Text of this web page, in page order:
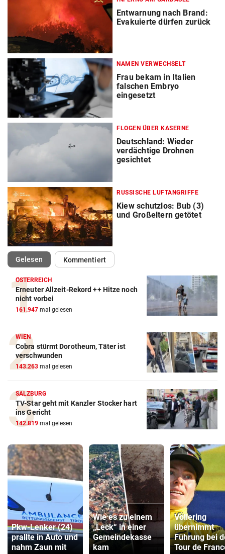
Entwarnung nach Brand:
Evakuierte dürfen zurück
NAMEN VERWECHSELT
Frau bekam in Italien
falschen Embryo
eingesetzt
FLOGEN ÜBER KASERNE
Deutschland: Wieder
verdächtige Drohnen
gesichtet
RUSSISCHE LUFTANGRIFFE
Kiew schutzlos: Bub (3)
und Großeltern getötet
Gelesen(ausgewählt)Kommentiert
ÖSTERREICH
Erneuter Allzeit-Rekord ++ Hitze noch
nicht vorbei
161.947 mal gelesen
WIEN
Cobra stürmt Dorotheum, Täter ist
verschwunden
143.263 mal gelesen
SALZBURG
TV-Star geht mit Kanzler Stocker hart
ins Gericht
142.819 mal gelesen
Pkw-Lenker (24)
prallte in Auto und
nahm Zaun mit
Wie es zu einem
„Leck“ in einer
Gemeindekasse
kam
Vollering
übernimmt
Führung bei
Tour de